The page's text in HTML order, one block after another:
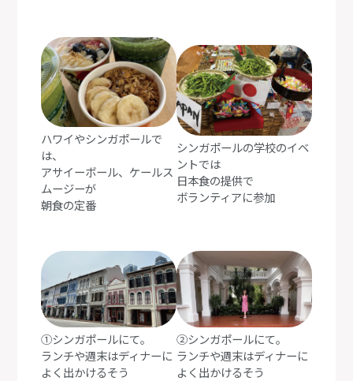
ハワイやシンガポールで
は、
アサイーボール、ケールス
ムージーが
朝食の定番
シンガポールの学校のイベ
ントでは
日本食の提供で
ボランティアに参加
①シンガポールにて。
ランチや週末はディナーに
よく出かけるそう
②シンガポールにて。
ランチや週末はディナーに
よく出かけるそう